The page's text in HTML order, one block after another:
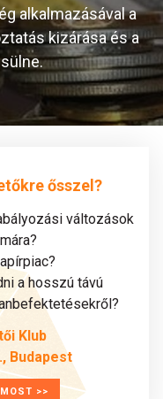
alkalmazásával a
kizárása és a
ősszel?
változások
a hosszú távú
Klub
Budapest
>>